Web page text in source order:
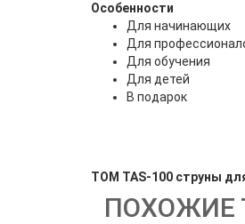
Особенности
Для начинающих
Для
Для обучения
Для детей
В подарок
TOM TAS-100 струны
ПОХОЖИЕ